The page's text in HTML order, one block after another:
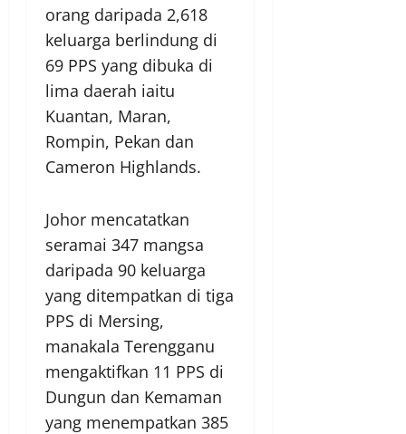
orang daripada 2,618
keluarga berlindung di
69 PPS yang dibuka di
lima daerah iaitu
Kuantan, Maran,
Rompin, Pekan dan
Cameron Highlands.
Johor mencatatkan
seramai 347 mangsa
daripada 90 keluarga
yang ditempatkan di tiga
PPS di Mersing,
manakala Terengganu
mengaktifkan 11 PPS di
Dungun dan Kemaman
yang menempatkan 385